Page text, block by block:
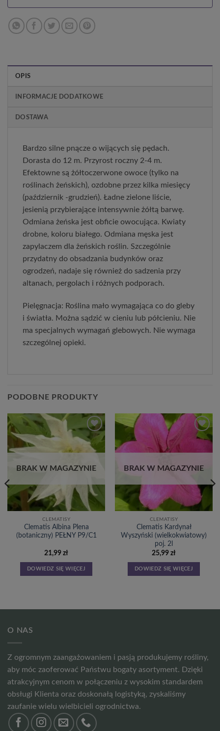
OPIS
INFORMACJE DODATKOWE
DOSTAWA
Bardzo silne pnącze o wijących się pędach.
Dorasta do 12 m. Przyrost roczny 2-4 m.
Efektowne są żółtoczerwone owoce (tylko na
roślinach żeńskich), ozdobne przez kilka miesięcy
(październik -grudzień). Ładne zielone liście,
jesienią przybierające intensywnie żółtą barwę.
Odmiana żeńska jest obficie owocująca. Kwiaty
drobne, koloru białego. Odmiana męska jest
zapylaczem dla żeńskich roślin. Szczególnie
przydatny do obsadzania budynków oraz
ogrodzeń, nadaje się również do sadzenia przy
altanach, pergolach i różnych podporach.
Pielęgnacja: Roślina mało wymagająca co do gleby
i światła. Można sądzić w cieniu lub półcieniu. Nie
ma specjalnych wymagań glebowych. Nie wymaga
szczególnej opieki.
PODOBNE PRODUKTY
Dodaj
do
listy
BRAK W MAGAZYNIE
CLEMATISY
Clematis Albina Plena
(botaniczny) PEŁNY P9/C1
21,99 zł
DOWIEDZ SIĘ WIĘCEJ
Dodaj
BRAK W MAGAZYNIE
CLEMATISY
Clematis Kardynał
Wyszyński (wielkokwiatowy)
poj. 2l
25,99 zł
DOWIEDZ SIĘ WIĘCEJ
O NAS
Z ogromnym zaangażowaniem i pasją produkujemy rośliny,
aby móc zaoferować Państwu bogaty asortyment. Dzięki
atrakcyjnym cenom w połączeniu z wysokim standardem
obsługi Klienta oraz doskonałą logistyką, zyskaliśmy
zaufanie wielu wielbicieli ogrodnictwa.